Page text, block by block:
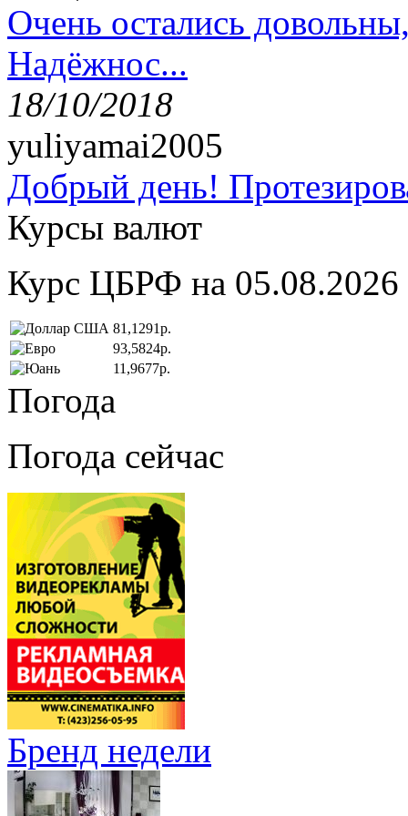
Очень остались
Надёжнос...
18/10/2018
yuliyamai2005
Добрый день!
Курсы валют
Курс ЦБРФ на 05.08.2026
81,1291р.
93,5824р.
11,9677р.
Погода
Погода сейчас
Бренд недели